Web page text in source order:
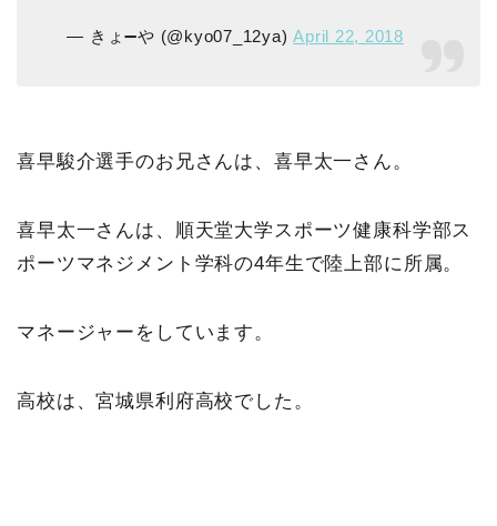
— きょ➖や (@kyo07_12ya)April 22, 2018
喜早駿介選手のお兄さんは、喜早太一さん。
喜早太一さんは、順天堂大学スポーツ健康科学部ス
ポーツマネジメント学科の4年生で陸上部に所属。
マネージャーをしています。
高校は、宮城県利府高校でした。